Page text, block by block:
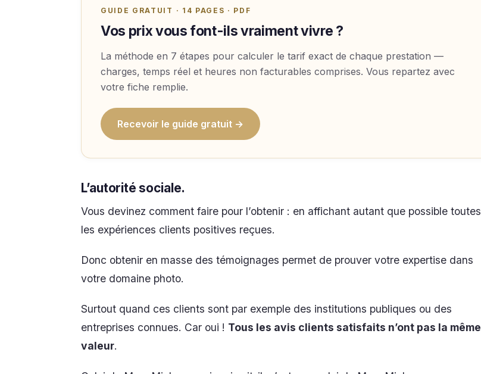
GUIDE GRATUIT · 14 PAGES · PDF
Vos prix vous font-ils vraiment vivre ?
La méthode en 7 étapes pour calculer le tarif exact de chaque prestation —
charges, temps réel et heures non facturables comprises. Vous repartez avec
votre fiche remplie.
Recevoir le guide gratuit →
L’autorité sociale.
Vous devinez comment faire pour l’obtenir : en affichant autant que possible toutes
les expériences clients positives reçues.
Donc obtenir en masse des témoignages permet de prouver votre expertise dans
votre domaine photo.
Surtout quand ces clients sont par exemple des institutions publiques ou des
entreprises connues. Car oui ! Tous les avis clients satisfaits n’ont pas la même
valeur.